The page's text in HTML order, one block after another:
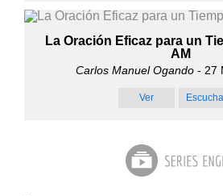
La Oración Eficaz para un
AM
Carlos Manuel Ogando - 27
Ver